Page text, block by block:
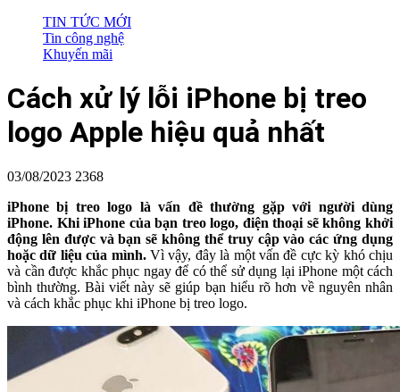
TIN TỨC MỚI
Tin công nghệ
Khuyến mãi
Cách xử lý lỗi iPhone bị treo
logo Apple hiệu quả nhất
03/08/2023 2368
iPhone bị treo logo là vấn đề thường gặp với người dùng
iPhone. Khi iPhone của bạn treo logo, điện thoại sẽ không khởi
động lên được và bạn sẽ không thể truy cập vào các ứng dụng
hoặc dữ liệu của mình.Vì vậy, đây là một vấn đề cực kỳ khó chịu
và cần được khắc phục ngay để có thể sử dụng lại iPhone một cách
bình thường. Bài viết này sẽ giúp bạn hiểu rõ hơn về nguyên nhân
và cách khắc phục khi iPhone bị treo logo.